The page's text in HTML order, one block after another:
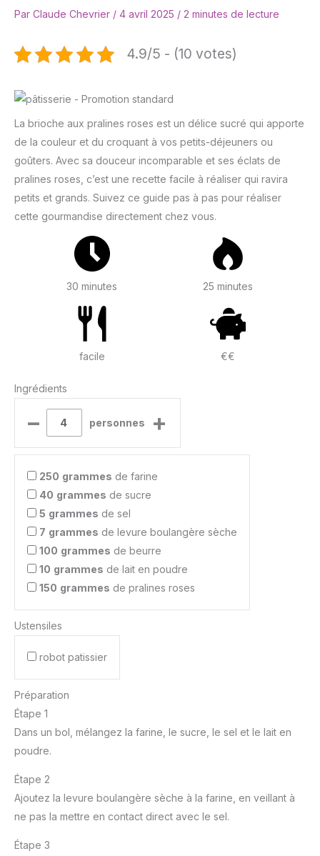
Par Claude Chevrier / 4 avril 2025 / 2 minutes de lecture
4.9/5 - (10 votes)
La brioche aux pralines roses est un délice sucré qui apporte
de la couleur et du croquant à vos petits-déjeuners ou
goûters. Avec sa douceur incomparable et ses éclats de
pralines roses, c’est une recette facile à réaliser qui ravira
petits et grands. Suivez ce guide pas à pas pour réaliser
cette gourmandise directement chez vous.
30 minutes 25 minutes
facile €€
Ingrédients
– personnes +
250 grammes de farine
40 grammes de sucre
5 grammes de sel
7 grammes de levure boulangère sèche
100 grammes de beurre
10 grammes de lait en poudre
150 grammes de pralines roses
Ustensiles
robot patissier
Préparation
Étape 1
Dans un bol, mélangez la farine, le sucre, le sel et le lait en
poudre.
Étape 2
Ajoutez la levure boulangère sèche à la farine, en veillant à
ne pas la mettre en contact direct avec le sel.
Étape 3